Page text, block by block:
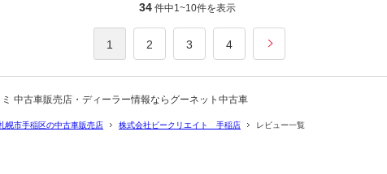
34 件中1~10件を表示
1 2 3 4
中古車販売店・ディーラー情報ならグーネット中古車
幌市手稲区の中古車販売店 株式会社ビークリエイト 手稲店 レビュー一覧